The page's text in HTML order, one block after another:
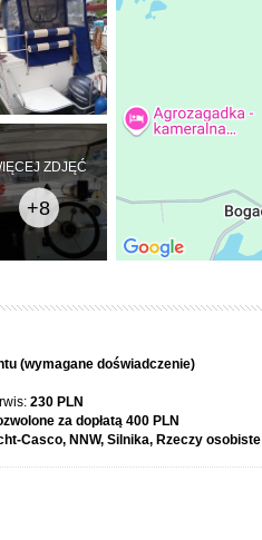
ZDJĘĆ
+8
(wymagane doświadczenie)
230 PLN
za dopłatą 400 PLN
Casco, NNW, Silnika, Rzeczy osobiste